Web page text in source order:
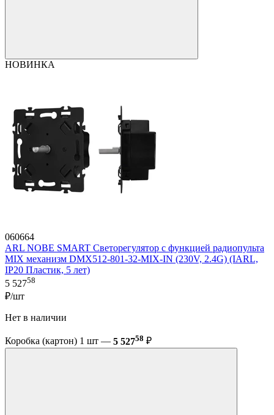
НОВИНКА
060664
ARL NOBE SMART Светорегулятор с функцией радиопульта
MIX механизм DMX512-801-32-MIX-IN (230V, 2.4G) (IARL,
IP20 Пластик, 5 лет)
5 52758
₽/шт
Нет в наличии
Коробка (картон) 1 шт — 5 52758 ₽